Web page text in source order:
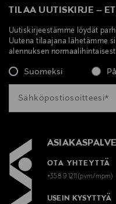
TILAA UUTISKIRJE –
Uutiskirjeestämme löydät
Uutena tilaajana lähetämme
alennuksen
Suomeksi
OTA YHTEYTTÄ
+358 9 1211(pvm/mpm)
USEIN KYSYTTYÄ